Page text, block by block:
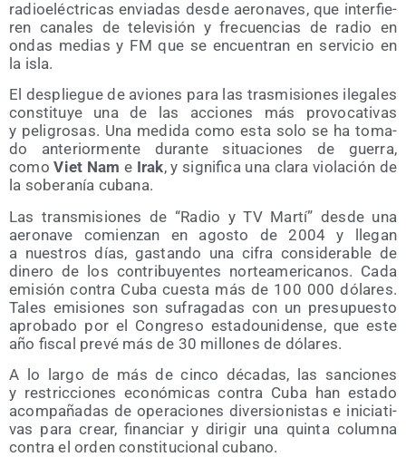
radio­eléc­tri­cas envia­das des­de aero­na­ves, que inter­fie­
ren cana­les de tele­vi­sión y fre­cuen­cias de radio en
ondas medias y FM que se encuen­tran en ser­vi­cio en
la isla.
El des­plie­gue de avio­nes para las tras­mi­sio­nes ile­ga­les
cons­ti­tu­ye una de las accio­nes más pro­vo­ca­ti­vas
y peli­gro­sas. Una medi­da como esta solo se ha toma­
do ante­rior­men­te duran­te situa­cio­nes de gue­rra,
comoViet Nam e Irak, y sig­ni­fi­ca una cla­ra vio­la­ción de
la sobe­ra­nía cubana.
Las trans­mi­sio­nes de “Radio y TV Mar­tí” des­de una
aero­na­ve comien­zan en agos­to de 2004 y lle­gan
a nues­tros días, gas­tan­do una cifra con­si­de­ra­ble de
dine­ro de los con­tri­bu­yen­tes nor­te­ame­ri­ca­nos. Cada
emi­sión con­tra Cuba cues­ta más de 100 000 dóla­res.
Tales emi­sio­nes son sufra­ga­das con un pre­su­pues­to
apro­ba­do por el Con­gre­so esta­dou­ni­den­se, que este
año fis­cal pre­vé más de 30 millo­nes de dólares.
A lo lar­go de más de cin­co déca­das, las san­cio­nes
y res­tric­cio­nes eco­nó­mi­cas con­tra Cuba han esta­do
acom­pa­ña­das de ope­ra­cio­nes diver­sio­nis­tas e ini­cia­ti­
vas para crear, finan­ciar y diri­gir una quin­ta colum­na
con­tra el orden cons­ti­tu­cio­nal cubano.